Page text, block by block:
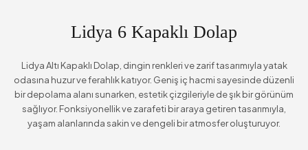
Lidya 6 Kapaklı Dolap
Lidya Altı Kapaklı Dolap, dingin renkleri ve zarif tasarımıyla yatak
odasına huzur ve ferahlık katıyor. Geniş iç hacmi sayesinde düzenli
bir depolama alanı sunarken, estetik çizgileriyle de şık bir görünüm
sağlıyor. Fonksiyonellik ve zarafeti bir araya getiren tasarımıyla,
yaşam alanlarında sakin ve dengeli bir atmosfer oluşturuyor.